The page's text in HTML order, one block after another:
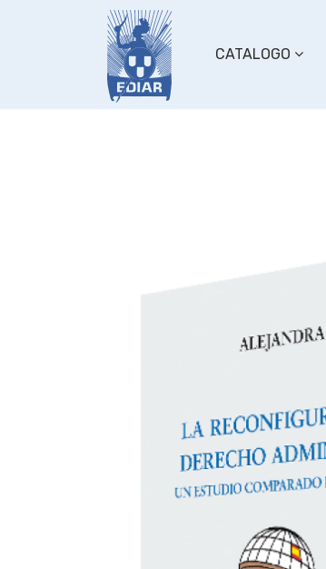
CATALOGO